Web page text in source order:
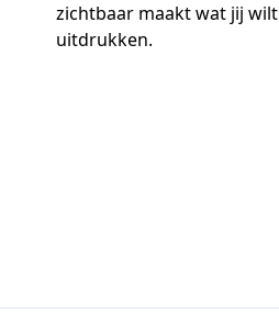
zichtbaar maakt wat jij wilt
uitdrukken.